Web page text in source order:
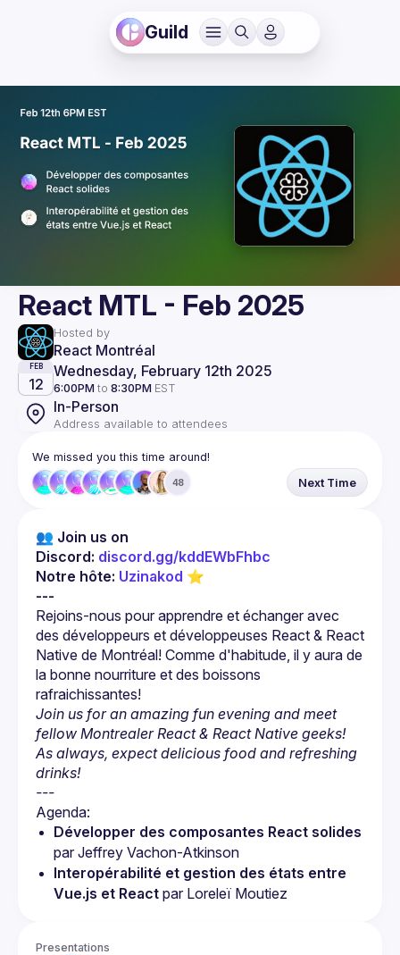
Guild
React MTL - Feb 2025
Hosted by
React Montréal
FEB
12
Wednesday, February 12th 2025
6:00PM to 8:30PM EST
In-Person
Address available to attendees
We missed you this time around!
48 Next Time
👥 Join us on
Discord: discord.gg/kddEWbFhbc
Notre hôte: Uzinakod ⭐
---
Rejoins-nous pour apprendre et échanger avec
des développeurs et développeuses React & React
Native de Montréal! Comme d'habitude, il y aura de
la bonne nourriture et des boissons
Join us for an amazing fun evening and meet
fellow Montrealer React & React Native geeks!
As always, expect delicious food and refreshing
drinks!
---
Développer des composantes React solides
par Jeffrey Vachon-Atkinson
Interopérabilité et gestion des états entre
Vue.js et React par Loreleï Moutiez
Presentations